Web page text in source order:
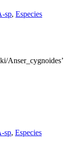
sp, Especies
Anser_cygnoides’
sp, Especies